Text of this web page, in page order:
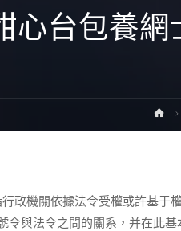
心台包養
政機關依據法令受權或許基
令與法令之間的關系，并在此